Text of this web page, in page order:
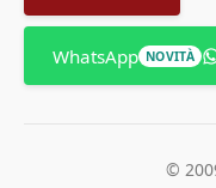
WhatsApp NOVITÀ
©